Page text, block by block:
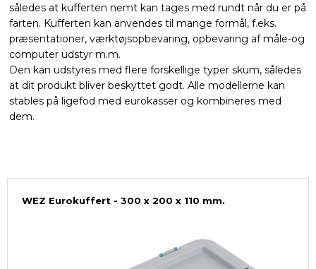
MILJØ OG VELFÆRD
således at kufferten nemt kan tages med rundt når du er på
farten. Kufferten kan anvendes til mange formål, f.eks.
præsentationer, værktøjsopbevaring, opbevaring af måle-og
computer udstyr m.m.
Den kan udstyres med flere forskellige typer skum, således
at dit produkt bliver beskyttet godt. Alle modellerne kan
stables på ligefod med eurokasser og kombineres med
dem.
WEZ Eurokuffert - 300 x 200 x 110 mm.